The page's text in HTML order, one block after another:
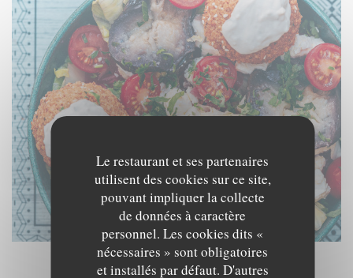
Le restaurant et ses partenaires
utilisent des cookies sur ce site,
pouvant impliquer la collecte
de données à caractère
personnel. Les cookies dits «
nécessaires » sont obligatoires
et installés par défaut. D'autres